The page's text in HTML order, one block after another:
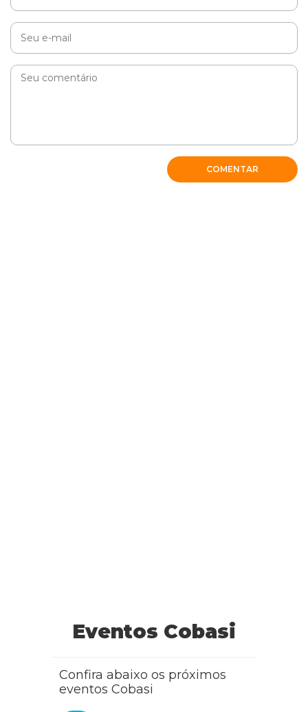
COMENTAR
Eventos Cobasi
Confira abaixo os próximos
eventos Cobasi